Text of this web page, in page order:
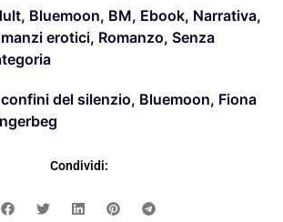
, Bluemoon, BM, Ebook, Narrativa,
erotici, Romanzo, Senza
del silenzio, Bluemoon, Fiona
Condividi: